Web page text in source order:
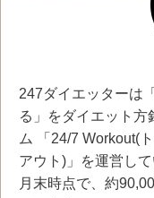
247ダイエッターは
る」をダイエット方
ム 「24/7 Workout(
アウト)」を運営し
月末時点で、約